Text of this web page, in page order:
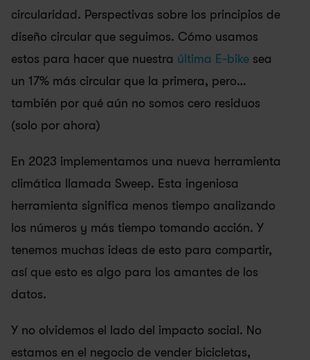
circularidad. Perspectivas sobre los principios de
diseño circular que seguimos. Cómo usamos
estos para hacer que nuestra última E-bike sea
un 17% más circular que la primera, pero…
también por qué aún no somos cero residuos
(solo por ahora)
En 2023 implementamos una nueva herramienta
climática llamada Sweep. Esta ingeniosa
herramienta significa menos tiempo analizando
los números y más tiempo tomando acción. Y
tenemos muchas ideas de esto para compartir,
así que esto es algo para los amantes de los
datos.
Y no olvidemos el lado del impacto social. No
estamos en el negocio de vender bicicletas,